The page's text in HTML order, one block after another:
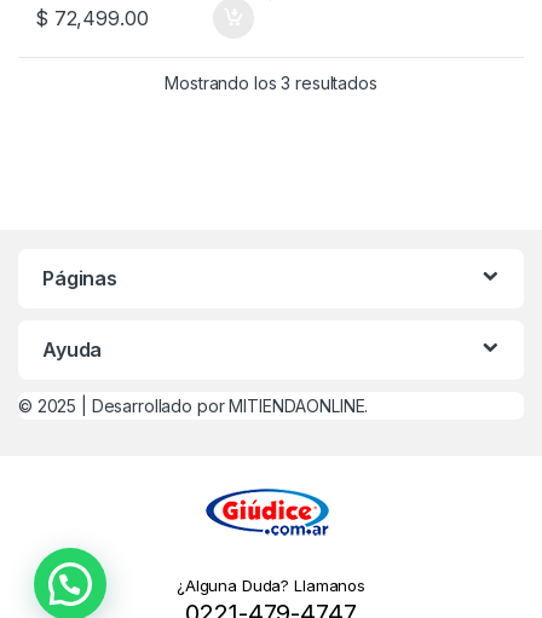
$ 72,499.00
Mostrando los 3 resultados
Páginas
Ayuda
© 2025 | Desarrollado por MITIENDAONLINE.
¿Alguna Duda? Llamanos